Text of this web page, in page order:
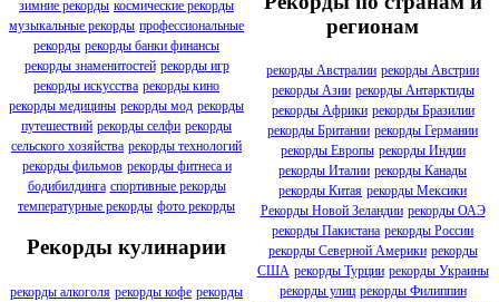
зимние рекорды космические рекорды
музыкальные рекорды профессиональные
рекорды рекорды банки финансы
рекорды знаменитостей рекорды игр
рекорды искусства рекорды кино
рекорды медицины рекорды мод рекорды
путешествий рекорды селфи рекорды
сельского хозяйства рекорды технологий
рекорды фильмов рекорды фитнеса и
бодибилдинга спортивные рекорды
температурные рекорды фото рекорды
Рекорды кулинарии
рекорды алкоголя рекорды кофе рекорды
регионам
рекорды Австралии рекорды Австрии
рекорды Азии рекорды Антарктиды
рекорды Африки рекорды Бразилии
рекорды Британии рекорды Германии
рекорды Европы рекорды Индии
рекорды Италии рекорды Канады
рекорды Китая рекорды Мексики
Рекорды Новой Зеландии рекорды ОАЭ
рекорды Пакистана рекорды России
рекорды Северной Америки рекорды
США рекорды Турции рекорды Украины
рекорды улиц рекорды Филиппин